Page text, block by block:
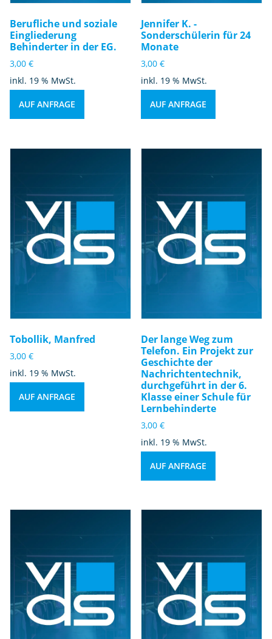
Berufliche und soziale
Eingliederung
Behinderter in der EG.
3,00 €
inkl. 19 % MwSt.
AUF ANFRAGE
Jennifer K. -
Sonderschülerin für 24
Monate
3,00€
inkl. 19 % MwSt.
AUF ANFRAGE
Tobollik, Manfred
3,00 €
inkl. 19 % MwSt.
AUF ANFRAGE
Der lange Weg zum
Telefon. Ein Projekt zur
Geschichte der
Nachrichtentechnik,
durchgeführt in der 6.
Klasse einer Schule für
Lernbehinderte
3,00€
inkl. 19 % MwSt.
AUF ANFRAGE